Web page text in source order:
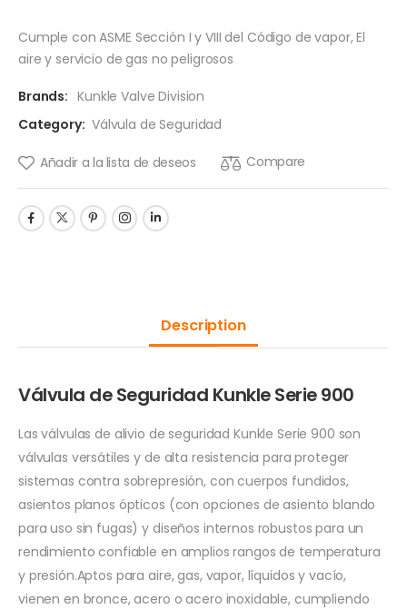
Cumple con ASME Sección I y VIII del Código de vapor, El
aire y servicio de gas no peligrosos
Brands: Kunkle Valve Division
Category: Válvula de Seguridad
Añadir a la lista de deseos Compare
Description
Válvula de Seguridad Kunkle Serie 900
Las válvulas de alivio de seguridad Kunkle Serie 900 son
válvulas versátiles y de alta resistencia para proteger
sistemas contra sobrepresión, con cuerpos fundidos,
asientos planos ópticos (con opciones de asiento blando
para uso sin fugas) y diseños internos robustos para un
rendimiento confiable en amplios rangos de temperatura
y presión.Aptos para aire, gas, vapor, líquidos y vacío,
vienen en bronce, acero o acero inoxidable, cumpliendo